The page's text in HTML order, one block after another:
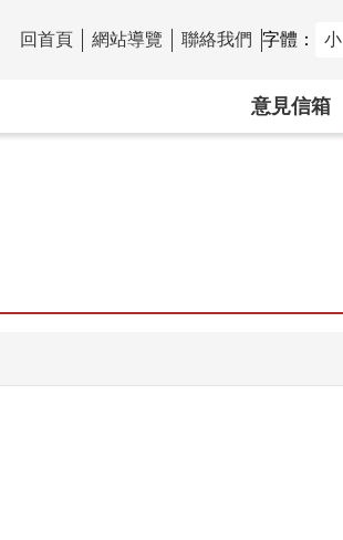
:::
回首頁 網站導覽 聯絡我們 字體： 小
意見信箱